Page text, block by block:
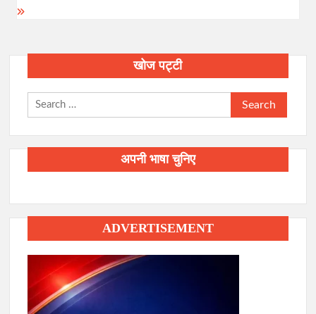
खोज पट्टी
Search
for:
अपनी भाषा चुनिए
ADVERTISEMENT